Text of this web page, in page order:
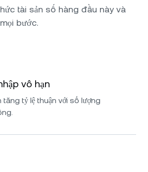
tài sản số hàng đầu này và
bước.
vô hạn
tăng tỷ lệ thuận với số lượng